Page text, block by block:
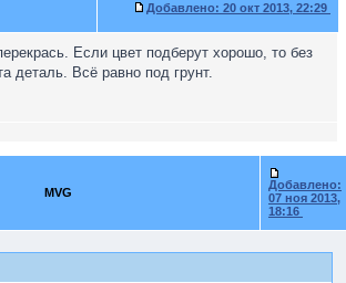
Добавлено: 20 окт 2013, 22:29
Если цвет подберут хорошо, то без
деталь. Всё равно под грунт.
MVG
Добавлено:
07 ноя 2013,
18:16